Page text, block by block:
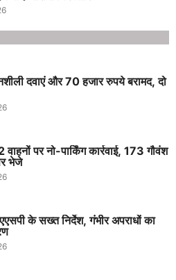
दवाएं और 70 हजार रुपये बरामद, दो
पर नो-पार्किंग कार्रवाई, 173 गौवंश
भेजे
के सख्त निर्देश, गंभीर अपराधों का